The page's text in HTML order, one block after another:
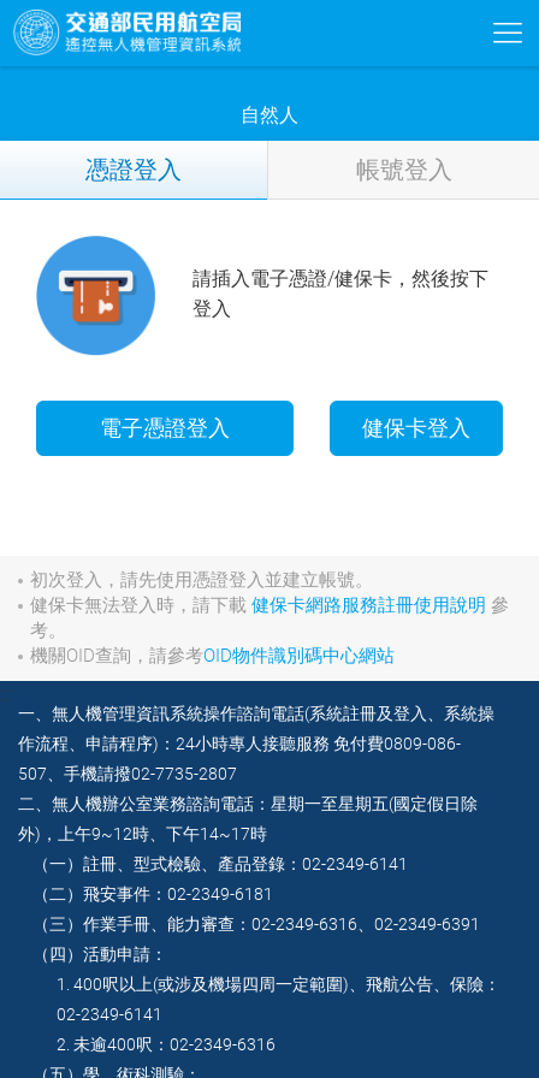
自然人
入
憑證登入​ 帳號登入​
請插入電子憑證/健保卡，然後按下
登入​
電子憑證登入 健保卡登入
初次登入，請先使用憑證登入並建立帳號。​
健保卡無法登入時，請下載 健保卡網路服務註冊使用說明 參
考。​
機關OID查詢，請參考OID物件識別碼中心網站
:::
一、無人機管理資訊系統操作諮詢電話(系統註冊及登入、系統操
作流程、申請程序)：24小時專人接聽服務 免付費0809-086-
507、手機請撥02-7735-2807
二、無人機辦公室業務諮詢電話：星期一至星期五(國定假日除
外)，上午9~12時、下午14~17時
（一）註冊、型式檢驗、產品登錄：02-2349-6141
（二）飛安事件：02-2349-6181
（三）作業手冊、能力審查：02-2349-6316、02-2349-6391
（四）活動申請：
1. 400呎以上(或涉及機場四周一定範圍)、飛航公告、保險：
02-2349-6141
2. 未逾400呎：02-2349-6316